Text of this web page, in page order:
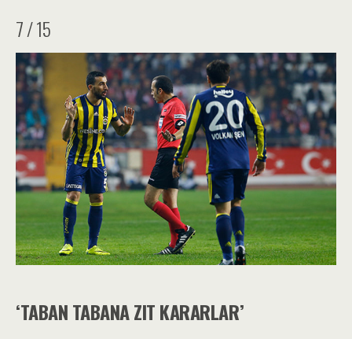
7 / 15
‘TABAN TABANA ZIT KARARLAR’